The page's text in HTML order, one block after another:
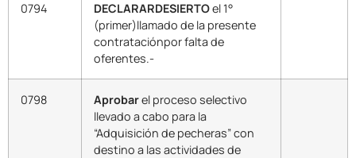
0794 DECLARARDESIERTOel 1°
(primer)llamado de la presente
contrataciónpor falta de
oferentes.-
0798 Aprobarel proceso selectivo
llevado a cabo para la
“Adquisición de pecheras” con
destino a las actividades de